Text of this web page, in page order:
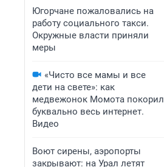
Югорчане пожаловались на
работу социального такси.
Окружные власти приняли
меры
«Чисто все мамы и все
дети на свете»: как
медвежонок Момота покорил
буквально весь интернет.
Видео
Воют сирены, аэропорты
закрывают: на Урал летят